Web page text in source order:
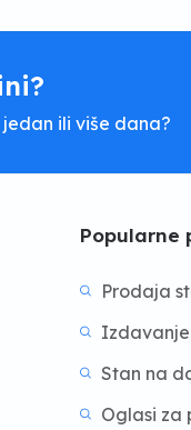
ili više dana?
Popularne
Prodaja
Stan na
Oglasi za